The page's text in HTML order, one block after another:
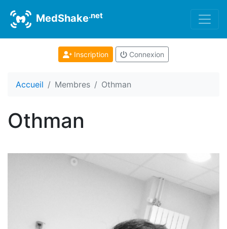
MedShake.net
Inscription Connexion
Accueil Membres Othman
Othman